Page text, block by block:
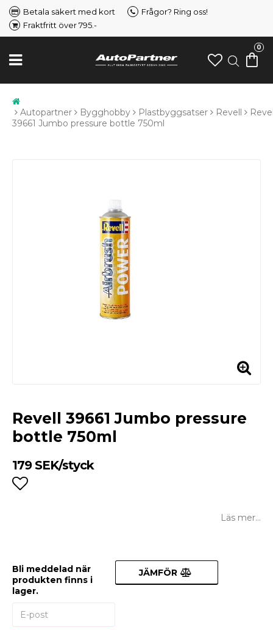
Betala säkert med kort
Frågor? Ring oss!
Fraktfritt över 795.-
0
Autopartner Bygghobby Plastbyggsatser Revell
39661 Jumbo pressure bottle 750ml
Revell 39661 Jumbo pressure
bottle 750ml
179 SEK/styck
Läs mer...
Bli meddelad när
produkten finns i
lager.
JÄMFÖR